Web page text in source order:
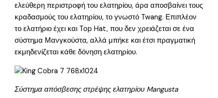
ελεύθερη περιστροφή του ελατηρίου, άρα αποσβαίνει τους
κραδασμούς του ελατηρίου, το γνωστό Twang. Επιπλέον
το ελατήριο έχει και Top Hat, που δεν χρειάζεται σε ένα
σύστημα Μανγκούστα, αλλά μπήκε και έτσι πραγματική
εκμηδενίζεται κάθε δόνηση ελατηρίου.
Σύστημα απόσβεσης στρέψης ελατηρίου Mangusta